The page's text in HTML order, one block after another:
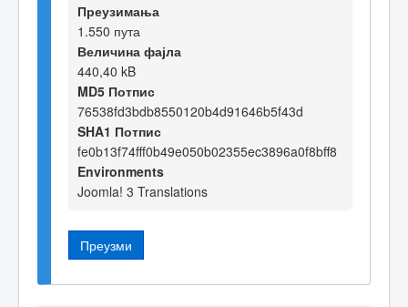
Преузимања
1.550 пута
Величина фајла
440,40 kB
MD5 Потпис
76538fd3bdb8550120b4d91646b5f43d
SHA1 Потпис
fe0b13f74fff0b49e050b02355ec3896a0f8bff8
Environments
Joomla! 3 Translations
Преузми